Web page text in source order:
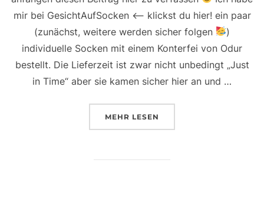
mir bei GesichtAufSocken <— klickst du hier! ein paar
(zunächst, weitere werden sicher folgen
)
individuelle Socken mit einem Konterfei von Odur
bestellt. Die Lieferzeit ist zwar nicht unbedingt „Just
in Time“ aber sie kamen sicher hier an und …
MEHR ÜBER „WÄHREND ICH DURCH
LESEN